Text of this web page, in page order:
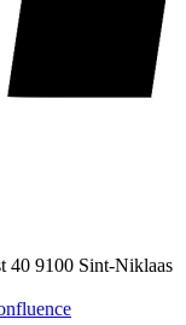
40 9100 Sint-Niklaas